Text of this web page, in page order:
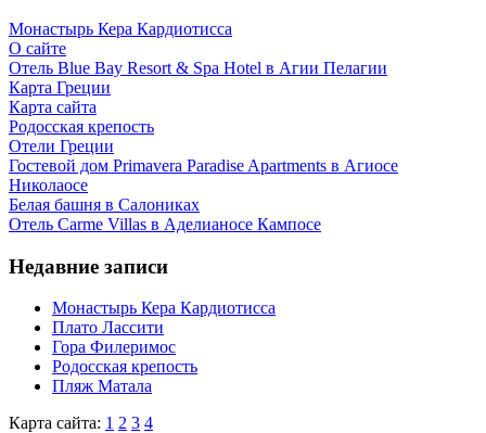
Монастырь Кера Кардиотисса
О сайте
Отель Blue Bay Resort & Spa Hotel в Агии Пелагии
Карта Греции
Карта сайта
Родосская крепость
Отели Греции
Гостевой дом Primavera Paradise Apartments в Агиосе
Николаосе
Белая башня в Салониках
Отель Carme Villas в Аделианосе Кампосе
Недавние записи
Монастырь Кера Кардиотисса
Плато Лассити
Гора Филеримос
Родосская крепость
Пляж Матала
Карта сайта: 1 2 3 4